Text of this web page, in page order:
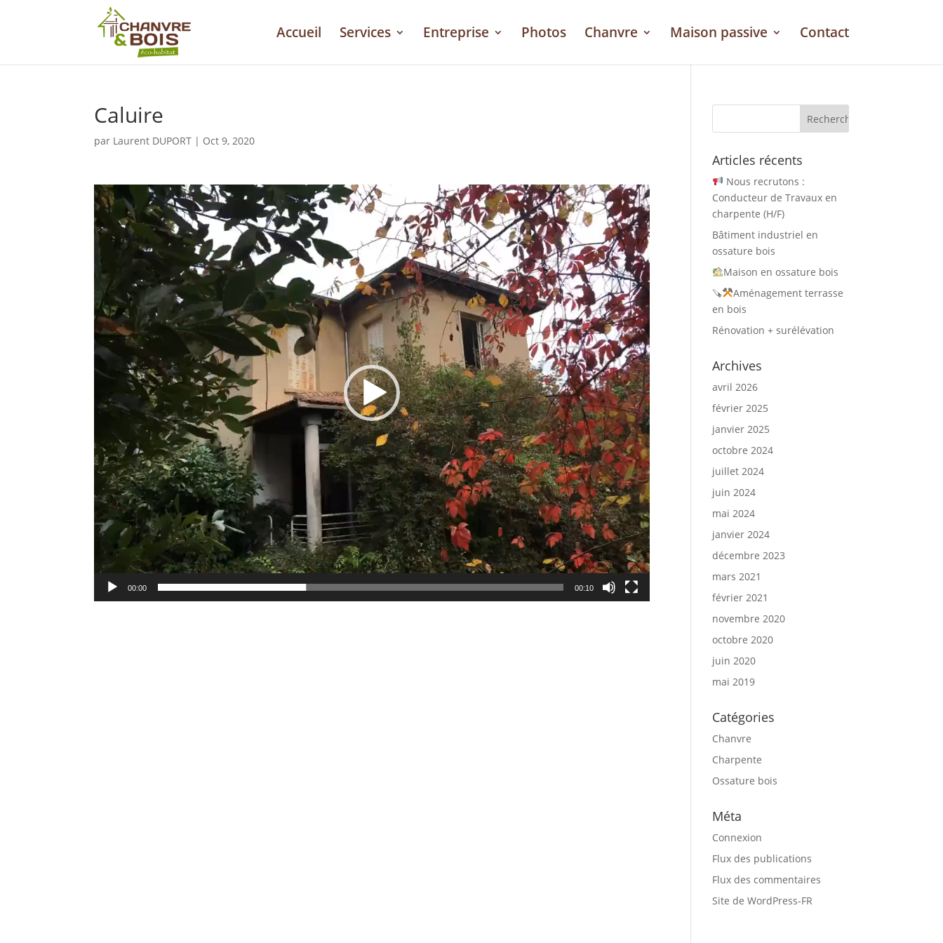
Accueil Services Entreprise Photos Chanvre Maison passive Contact
Caluire
par Laurent DUPORT | Oct 9, 2020
Lecteur
vidéo
00:00 00:10
Articles récents
Nous recrutons :
Conducteur de Travaux en
charpente (H/F)
Bâtiment industriel en
ossature bois
Maison en ossature bois
🪚
Aménagement terrasse
en bois
Rénovation + surélévation
Archives
avril 2026
février 2025
janvier 2025
octobre 2024
juillet 2024
juin 2024
mai 2024
janvier 2024
décembre 2023
mars 2021
février 2021
novembre 2020
octobre 2020
juin 2020
mai 2019
Catégories
Chanvre
Charpente
Ossature bois
Méta
Connexion
Flux des publications
Flux des commentaires
Site de WordPress-FR